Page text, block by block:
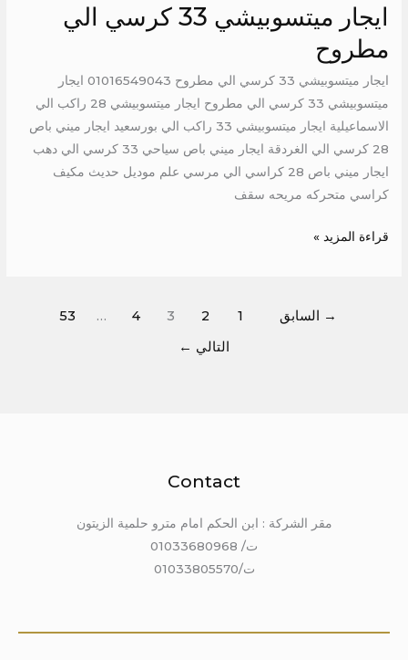
ايجار ميتسوبيشي 33 كرسي الي
مطروح
ايجار ميتسوبيشي 33 كرسي الي مطروح 01016549043 ايجار
ميتسوبيشي 33 كرسي الي مطروح ايجار ميتسوبيشي 28 راكب الي
الاسماعيلية ايجار ميتسوبيشي 33 راكب الي بورسعيد ايجار ميني باص
28 كرسي الي الغردقة ايجار ميني باص سياحي 33 كرسي الي دهب
ايجار ميني باص 28 كراسي الي مرسي علم موديل حديث مكيف
كراسي متحركه مريحه سقف
قراءة المزيد »
→ السابق 1
2
3
4
…
53
التالي ←
Contact
مقر الشركة : ابن الحكم امام مترو حلمية الزيتون
ت/ 01033680968
ت/01033805570